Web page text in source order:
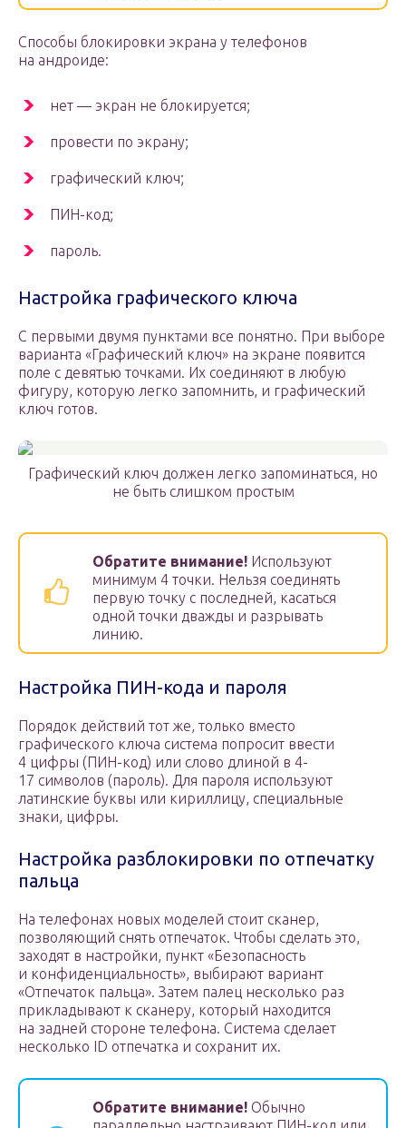
Способы блокировки экрана у телефонов
на андроиде:
нет — экран не блокируется;
провести по экрану;
графический ключ;
ПИН-код;
пароль.
Настройка графического ключа
С первыми двумя пунктами все понятно. При выборе
варианта «Графический ключ» на экране появится
поле с девятью точками. Их соединяют в любую
фигуру, которую легко запомнить, и графический
ключ готов.
Графический ключ должен легко запоминаться, но
не быть слишком простым
Обратите внимание! Используют
минимум 4 точки. Нельзя соединять
первую точку с последней, касаться
одной точки дважды и разрывать
линию.
Настройка ПИН-кода и пароля
Порядок действий тот же, только вместо
графического ключа система попросит ввести
4 цифры (ПИН-код) или слово длиной в 4-
17 символов (пароль). Для пароля используют
латинские буквы или кириллицу, специальные
знаки, цифры.
Настройка разблокировки по отпечатку
пальца
На телефонах новых моделей стоит сканер,
позволяющий снять отпечаток. Чтобы сделать это,
заходят в настройки, пункт «Безопасность
и конфиденциальность», выбирают вариант
«Отпечаток пальца». Затем палец несколько раз
прикладывают к сканеру, который находится
на задней стороне телефона. Система сделает
несколько ID отпечатка и сохранит их.
Обратите внимание! Обычно